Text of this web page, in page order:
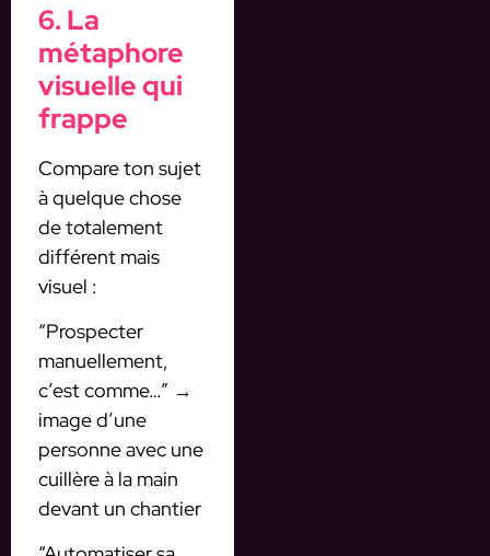
6. La
métaphore
visuelle qui
frappe
Compare ton sujet
à quelque chose
de totalement
différent mais
visuel :
“Prospecter
manuellement,
c’est comme…” →
image d’une
personne avec une
cuillère à la main
devant un chantier